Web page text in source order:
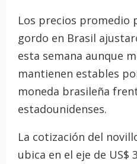
Los precios promedio
gordo en Brasil
esta semana aunque
mantienen estables
moneda brasileña
estadounidenses.
La cotización del
ubica en el eje de US$